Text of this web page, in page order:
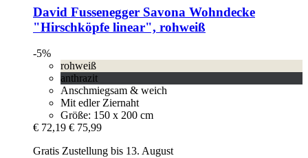
David Fussenegger Savona Wohndecke
"Hirschköpfe linear", rohweiß
-5%
rohweiß
anthrazit
Anschmiegsam & weich
Mit edler Ziernaht
Größe: 150 x 200 cm
€ 72,19 € 75,99
Gratis Zustellung bis 13. August